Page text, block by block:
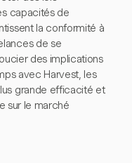
capacités de
la conformité à
de se
des implications
avec Harvest, les
grande efficacité et
sur le marché